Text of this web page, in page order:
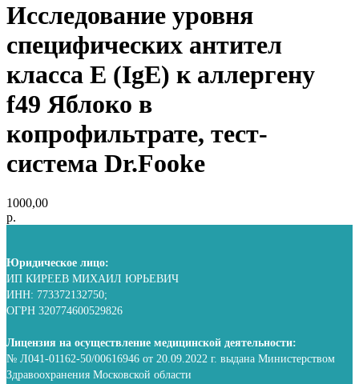
Исследование уровня
специфических антител
класса E (IgE) к аллергену
f49 Яблоко в
копрофильтрате, тест-
система Dr.Fooke
1000,00
р.
Юридическое лицо:
ИП КИРЕЕВ МИХАИЛ ЮРЬЕВИЧ
ИНН: 773372132750;
ОГРН 320774600529826
Лицензия на осуществление медицинской деятельности:
№ Л041-01162-50/00616946 от 20.09.2022 г. выдана Министерством
Здравоохранения Московской области